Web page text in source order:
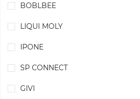
BOBLBEE
LIQUI MOLY
IPONE
SP CONNECT
GIVI